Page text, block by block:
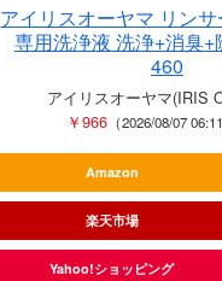
アイリスオーヤマ リン
専用洗浄液 洗浄+消臭
460
アイリスオーヤマ(IRIS
￥966 （2026/08/07
Amazon
楽天市場
Yahoo!ショッピング